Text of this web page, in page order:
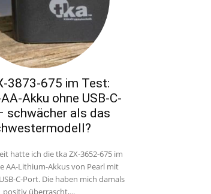
3873-675 im Test:
Akku ohne USB-C-
schwächer als das
hatte ich die tka ZX-3652-675 im
AA-Lithium-Akkus von Pearl mit
C-Port. Die haben mich damals
positiv überrascht,...